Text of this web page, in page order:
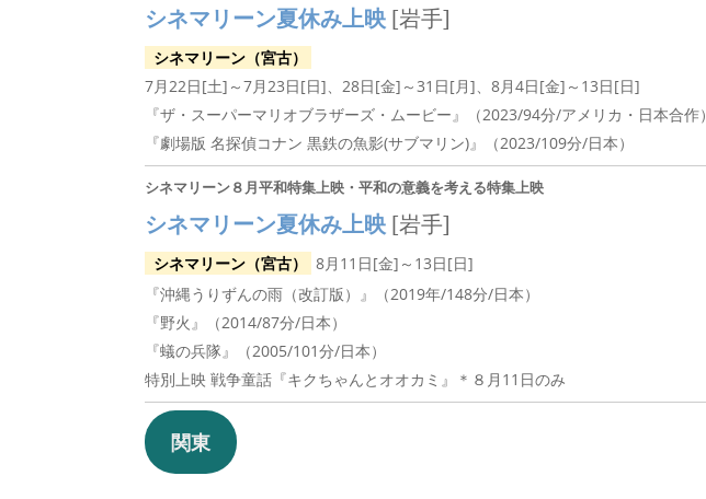
シネマリーン夏休み上映 [岩手]
シネマリーン（宮古）
7月22日[土]～7月23日[日]、28日[金]～31日[月]、8月4日[金]～13日[日]
『ザ・スーパーマリオブラザーズ・ムービー』（2023/94分/アメリカ・日本合作）
『劇場版 名探偵コナン 黒鉄の魚影(サブマリン)』（2023/109分/日本）
シネマリーン８月平和特集上映・平和の意義を考える特集上映
シネマリーン夏休み上映 [岩手]
シネマリーン（宮古）
8月11日[金]～13日[日]
『沖縄うりずんの雨（改訂版）』（2019年/148分/日本）
『野火』（2014/87分/日本）
『蟻の兵隊』（2005/101分/日本）
特別上映 戦争童話『キクちゃんとオオカミ』＊８月11日のみ
関東